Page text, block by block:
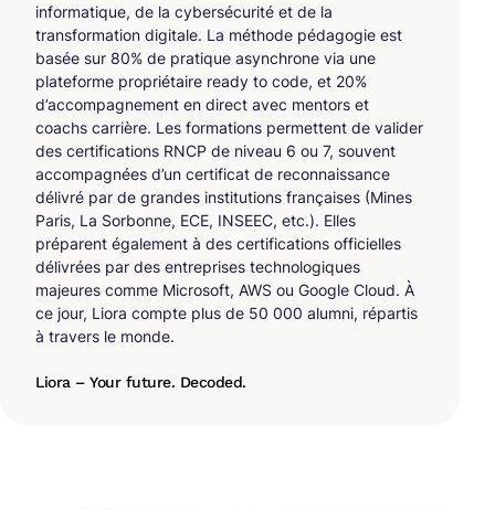
informatique, de la cybersécurité et de la
transformation digitale. La méthode pédagogie est
basée sur 80% de pratique asynchrone via une
plateforme propriétaire ready to code, et 20%
d’accompagnement en direct avec mentors et
coachs carrière. Les formations permettent de valider
des certifications RNCP de niveau 6 ou 7, souvent
accompagnées d’un certificat de reconnaissance
délivré par de grandes institutions françaises (Mines
Paris, La Sorbonne, ECE, INSEEC, etc.). Elles
préparent également à des certifications officielles
délivrées par des entreprises technologiques
majeures comme Microsoft, AWS ou Google Cloud. À
ce jour, Liora compte plus de 50 000 alumni, répartis
à travers le monde.
Liora – Your future. Decoded.